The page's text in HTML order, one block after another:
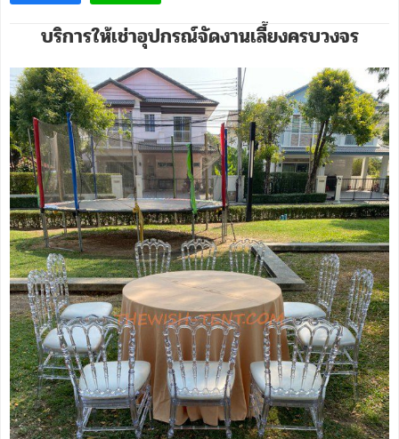
บริการให้เช่าอุปกรณ์จัดงานเลี้ยงครบวงจร